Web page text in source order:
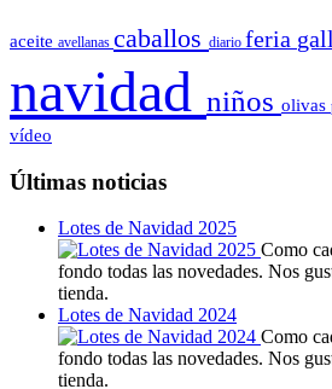
aceite avellanas caballos diario feria
navidad niños olivas
vídeo
Últimas noticias
Lotes de Navidad 2025
Como
fondo todas las novedades. Nos
tienda.
Lotes de Navidad 2024
Como
fondo todas las novedades. Nos
tienda.